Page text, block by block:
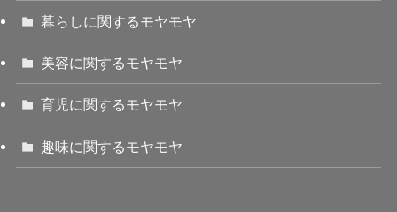
暮らしに関するモヤモヤ
美容に関するモヤモヤ
育児に関するモヤモヤ
趣味に関するモヤモヤ